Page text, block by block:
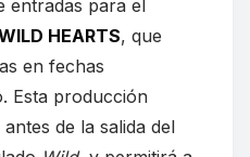
entradas para el
HEARTS, que
en fechas
Esta producción
de la salida del